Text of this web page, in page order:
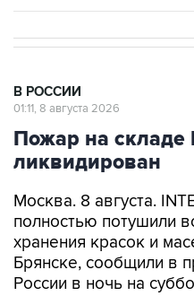
В РОССИИ
01:11, 8 августа 2026
Пожар на
ликвидирован
Москва. 8 августа.
полностью потушили
хранения красок и
Брянске, сообщили в
России в ночь на